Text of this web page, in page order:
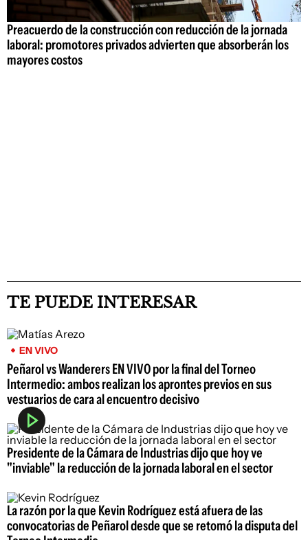
Preacuerdo de la construcción con reducción de la jornada
laboral: promotores privados advierten que absorberán los
mayores costos
TE PUEDE INTERESAR
EN VIVO
Peñarol vs Wanderers EN VIVO por la final del Torneo
Intermedio: ambos realizan los aprontes previos en sus
vestuarios de cara al encuentro decisivo
Presidente de la Cámara de Industrias dijo que hoy ve
"inviable" la reducción de la jornada laboral en el sector
La razón por la que Kevin Rodríguez está afuera de las
convocatorias de Peñarol desde que se retomó la disputa del